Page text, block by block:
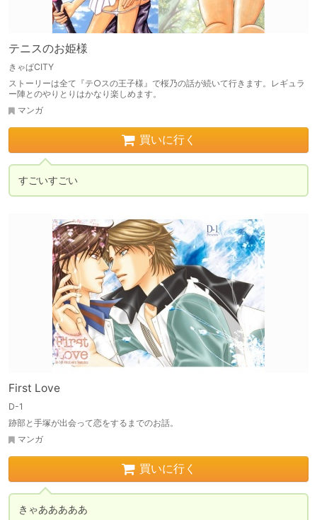
テニスのお姫様
きゃぱCITY
ストーリーは全て『テ○スの王子様』で桜乃の話が続いて行きます。レギュラ
ー陣とのやりとりはかなり楽しめます。
マンガ
買いに行く
すごいすごい
First Love
D-1
跡部と手塚が出会って恋をするまでのお話。
マンガ
買いに行く
きゃあああああ